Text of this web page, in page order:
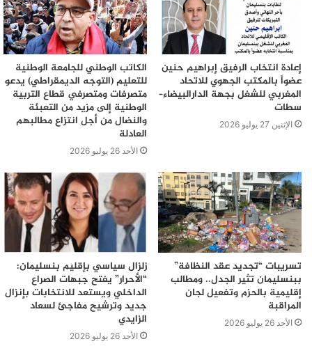
إعادة انتخاب الرفيق إبراهيم حنين
عضواً بالمكتب الجهوي للاتحاد
المغربي للشغل بجهة الدارالبيضاء–
سطات
الإثنين 27 يوليو 2026
الكاتب الوطني للجامعة الوطنية
للتعليم (التوجه الديمقراطي) يدعو
متصرفات ومتصرفي قطاع التربية
الوطنية إلى مزيد من التعبئة
والنضال من أجل انتزاع مطالبهم
العادلة
الأحد 26 يوليو 2026
تسريبات “تجديد عقد النظافة”
ببنسليمان تثير الجدل.. ومطالب
إقليمية بالحزم وتفعيل لجان
المراقبة
الأحد 26 يوليو 2026
زلزال سياسي بإقليم بنسليمان:
“الأحرار” يفتح جبهات الصراع
الداخلي ويستعد للانتخابات بإنزال
جديد وترشيح مفاجئ لسعاد
الزايدي
الأحد 26 يوليو 2026